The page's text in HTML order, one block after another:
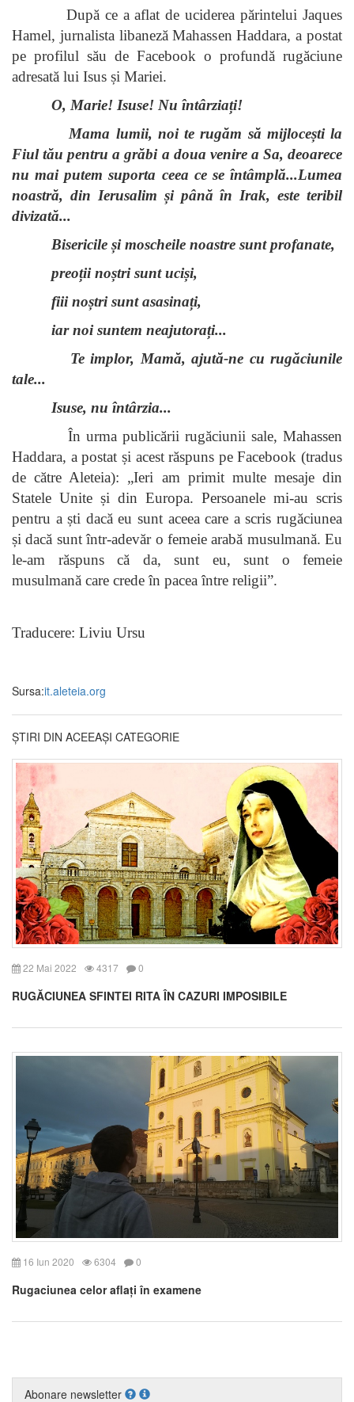
După ce a aflat de uciderea părintelui Jaques
Hamel, jurnalista libaneză Mahassen Haddara, a postat
pe profilul său de Facebook o profundă rugăciune
adresată lui Isus și Mariei.
O, Marie! Isuse! Nu întârziați!
Mama lumii, noi te rugăm să mijlocești la
Fiul tău pentru a grăbi a doua venire a Sa, deoarece
nu mai putem suporta ceea ce se întâmplă...Lumea
noastră, din Ierusalim și până în Irak, este teribil
divizată...
Bisericile și moscheile noastre sunt profanate,
preoții noștri sunt uciși,
fiii noștri sunt asasinați,
iar noi suntem neajutorați...
Te implor, Mamă, ajută-ne cu rugăciunile
tale...
Isuse, nu întârzia...
În urma publicării rugăciunii sale, Mahassen
Haddara, a postat și acest răspuns pe Facebook (tradus
de către Aleteia): „Ieri am primit multe mesaje din
Statele Unite și din Europa. Persoanele mi-au scris
pentru a ști dacă eu sunt aceea care a scris rugăciunea
și dacă sunt într-adevăr o femeie arabă musulmană. Eu
le-am răspuns că da, sunt eu, sunt o femeie
musulmană care crede în pacea între religii”.
Traducere: Liviu Ursu
Sursa:it.aleteia.org
ȘTIRI DIN ACEEAȘI CATEGORIE
22 Mai 2022 4317 0
RUGĂCIUNEA SFINTEI RITA ÎN CAZURI IMPOSIBILE
16 Iun 2020 6304 0
Rugaciunea celor aflați în examene
Abonare newsletter